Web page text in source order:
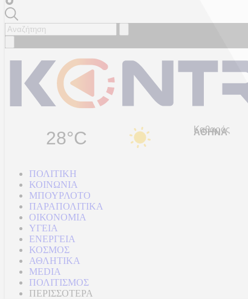
28°C Καθαρός
ΠΟΛΙΤΙΚΗ
ΚΟΙΝΩΝΙΑ
ΜΠΟΥΡΛΟΤΟ
ΠΑΡΑΠΟΛΙΤΙΚΑ
ΟΙΚΟΝΟΜΙΑ
ΥΓΕΙΑ
ΕΝΕΡΓΕΙΑ
ΚΟΣΜΟΣ
ΑΘΛΗΤΙΚΑ
MEDIA
ΠΟΛΙΤΙΣΜΟΣ
ΠΕΡΙΣΣΟΤΕΡΑ